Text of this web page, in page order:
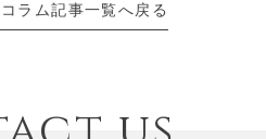
ラム記事一覧へ戻る